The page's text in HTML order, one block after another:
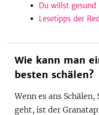
Du willst
Lesetipps der
Wie kann man
besten schälen?
Wenn es ans
geht, ist der